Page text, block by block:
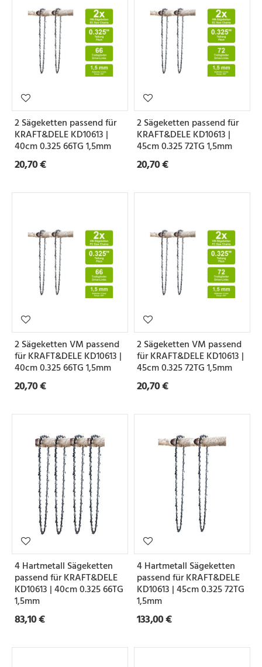
2 Sägeketten passend für
KRAFT&DELE KD10613 |
40cm 0.325 66TG 1,5mm
20,70 €
2 Sägeketten passend für
KRAFT&DELE KD10613 |
45cm 0.325 72TG 1,5mm
20,70 €
2 Sägeketten VM passend
für KRAFT&DELE KD10613 |
40cm 0.325 66TG 1,5mm
20,70 €
2 Sägeketten VM passend
für KRAFT&DELE KD10613 |
45cm 0.325 72TG 1,5mm
20,70 €
4 Hartmetall Sägeketten
passend für KRAFT&DELE
KD10613 | 40cm 0.325 66TG
1,5mm
83,10 €
4 Hartmetall Sägeketten
passend für KRAFT&DELE
KD10613 | 45cm 0.325 72TG
1,5mm
133,00 €
o
m
e
t